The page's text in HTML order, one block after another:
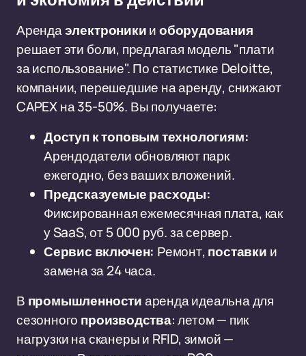
Арендаэлектроникииоборудования
решает эти боли, предлагая модель "плати
за использование". По статистике Deloitte,
компании, перешедшие на аренду, снижают
CAPEX на 35-50%. Вы получаете:
Доступ к топовым технологиям:
Арендодатели обновляют парк
ежегодно, без ваших вложений.
Предсказуемые расходы:
Фиксированная ежемесячная плата, как
у SaaS, от 5 000 руб. за сервер.
Сервис включен: Ремонт, поставки и
замена за 24 часа.
В промышленностиаренда идеальна для
сезонного производства: летом — пик
нагрузки на сканеры и RFID, зимой —